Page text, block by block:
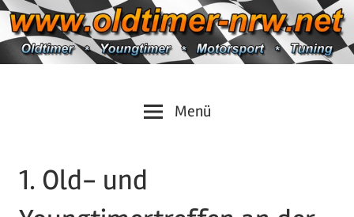
Zum
Inhalt
springen
https://oldtimer-
Motorsport
Menü
1. Old- und